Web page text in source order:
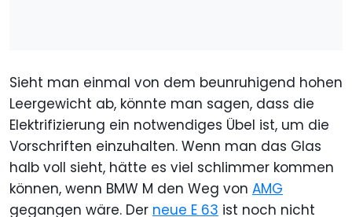
Sieht man einmal von dem beunruhigend hohen
Leergewicht ab, könnte man sagen, dass die
Elektrifizierung ein notwendiges Übel ist, um die
Vorschriften einzuhalten. Wenn man das Glas
halb voll sieht, hätte es viel schlimmer kommen
können, wenn BMW M den Weg von AMG
gegangen wäre. Der neue E 63 ist noch nicht